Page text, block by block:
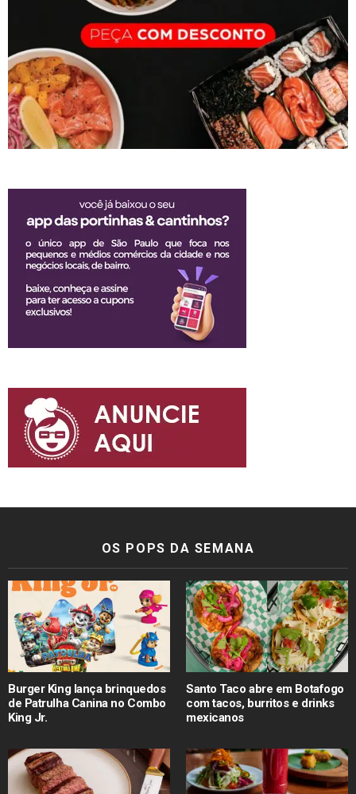
OS POPS DA SEMANA
Burger King lança brinquedos
de Patrulha Canina no Combo
King Jr.
Santo Taco abre em Botafogo
com tacos, burritos e drinks
mexicanos